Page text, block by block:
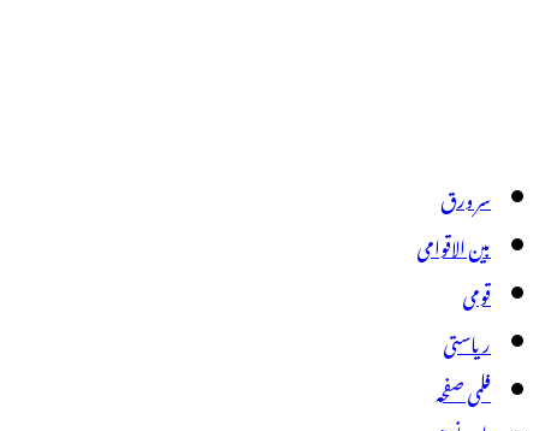
سر ورق
بین الاقوامی
قومی
ریاستی
فلمی صفحہ